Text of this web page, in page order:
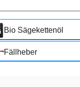
Bio Sägekettenöl
Fällheber